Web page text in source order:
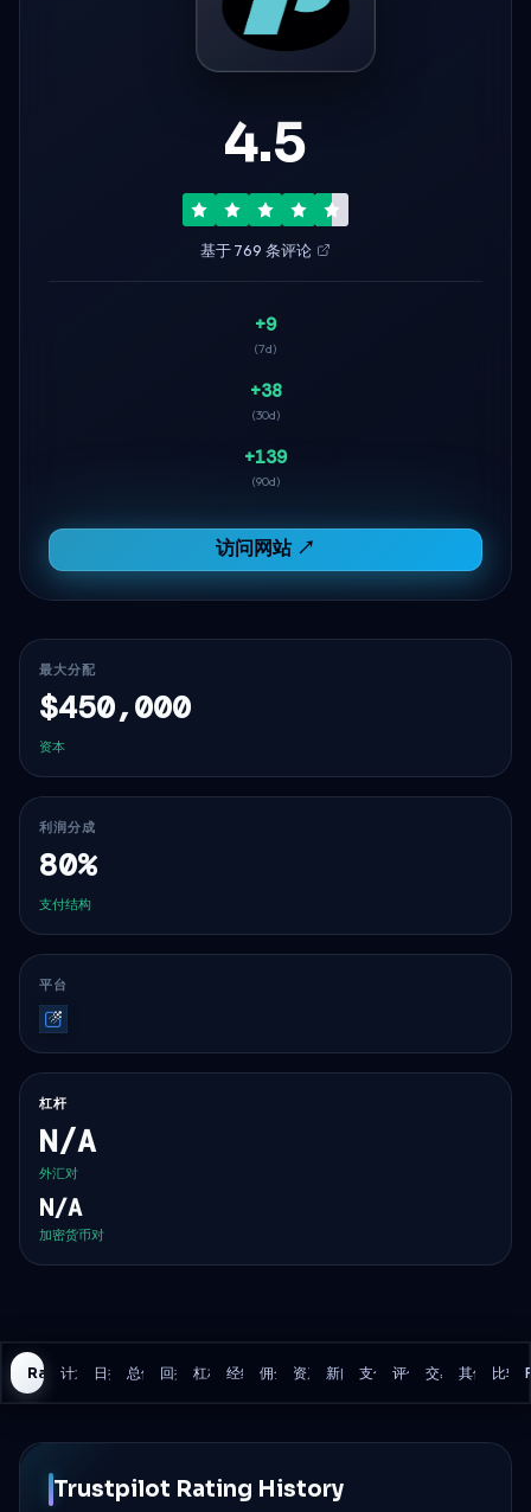
4.5
基于 769 条评论
+9
(7d)
+38
(30d)
+139
(90d)
访问网站 ↗
最大分配
$450,000
资本
利润分成
80%
支付结构
平台
Traderevolution
杠杆
N/A
外汇对
N/A
加密货币对
Rating History
计划 日损失总体损失回撤模型
杠杆 经纪商佣金 资产 新闻交易
支付 评估 交易规则其他细节
比较
Trustpilot Rating History